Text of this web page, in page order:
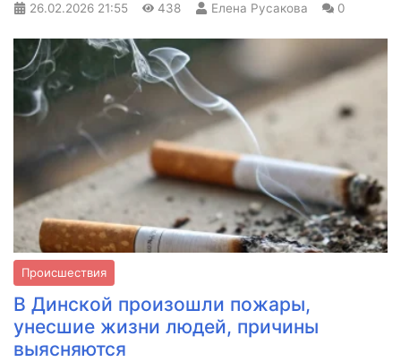
26.02.2026 21:55 438 Елена Русакова 0
Происшествия
В Динской произошли пожары,
унесшие жизни людей, причины
выясняются